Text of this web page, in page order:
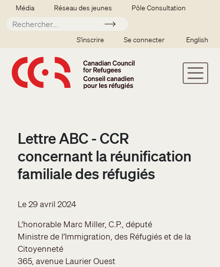
Aller au contenu principal
Secondary menu
Média Réseau des jeunes Pôle Consultation
Soumettre
SSO user menu
S'inscrire Se connecter English
Lettre ABC - CCR
concernant la réunification
familiale des réfugiés
Le 29 avril 2024
L’honorable Marc Miller, C.P., député
Ministre de l’Immigration, des Réfugiés et de la
Citoyenneté
365, avenue Laurier Ouest